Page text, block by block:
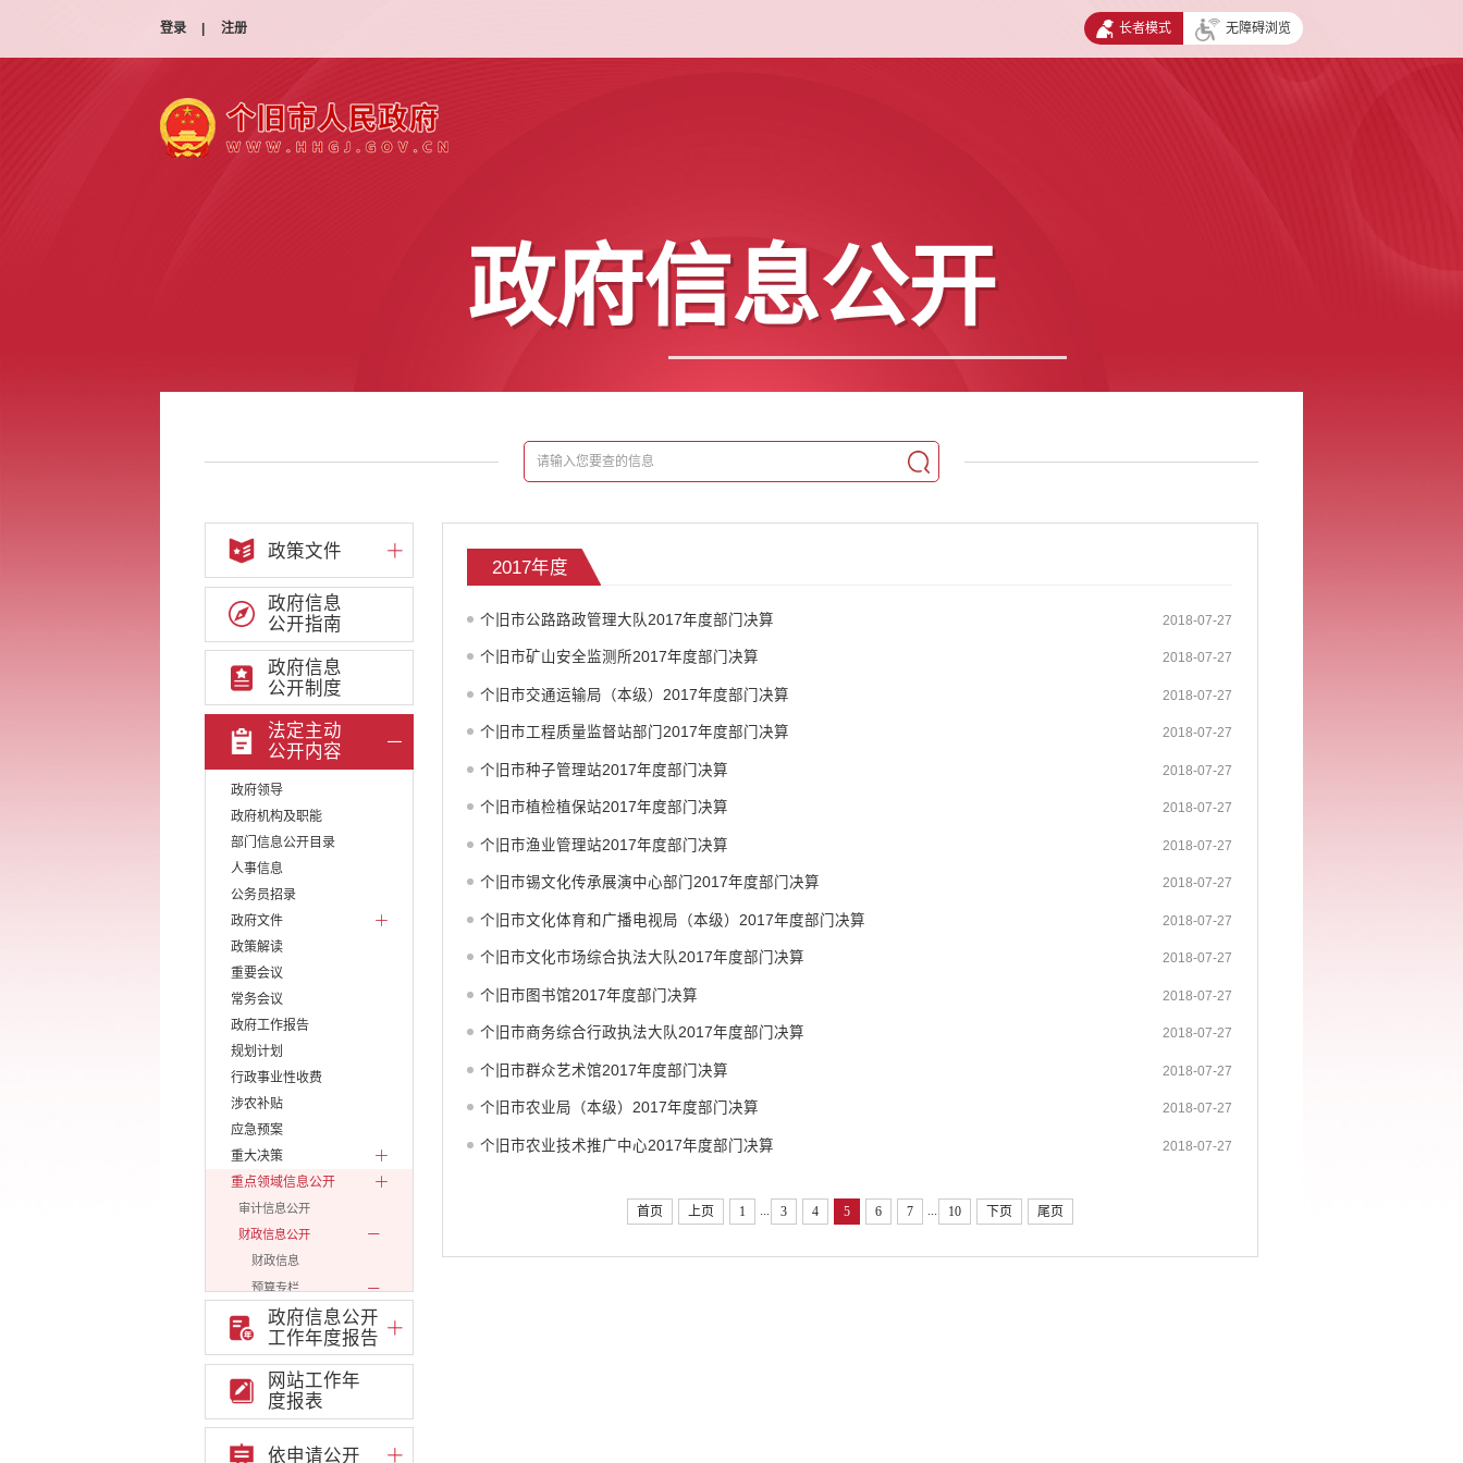
登录 注册 长者模式 无障碍浏览
政府信息公开
政策文件
政府信息
公开指南
政府信息
公开制度
法定主动
公开内容
政府领导
政府机构及职能
部门信息公开目录
人事信息
公务员招录
政府文件
政策解读
重要会议
常务会议
政府工作报告
规划计划
行政事业性收费
涉农补贴
应急预案
重大决策
重点领域信息公开
审计信息公开
财政信息公开
财政信息
预算专栏
决算专栏
市级一级单位
市级二级单位
2016年度
2017年度
2018年度
政府信息公开
工作年度报告
网站工作年
度报表
依申请公开
2017年度
个旧市公路路政管理大队2017年度部门决算 2018-07-27
个旧市矿山安全监测所2017年度部门决算 2018-07-27
个旧市交通运输局（本级）2017年度部门决算 2018-07-27
个旧市工程质量监督站部门2017年度部门决算 2018-07-27
个旧市种子管理站2017年度部门决算 2018-07-27
个旧市植检植保站2017年度部门决算 2018-07-27
个旧市渔业管理站2017年度部门决算 2018-07-27
个旧市锡文化传承展演中心部门2017年度部门决算 2018-07-27
个旧市文化体育和广播电视局（本级）2017年度部门决算 2018-07-27
个旧市文化市场综合执法大队2017年度部门决算 2018-07-27
个旧市图书馆2017年度部门决算 2018-07-27
个旧市商务综合行政执法大队2017年度部门决算 2018-07-27
个旧市群众艺术馆2017年度部门决算 2018-07-27
个旧市农业局（本级）2017年度部门决算 2018-07-27
个旧市农业技术推广中心2017年度部门决算 2018-07-27
首页 上页 1 3 4 5 6 7 10 下页 尾页